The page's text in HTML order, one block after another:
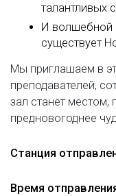
талантливых
И волшебной
существует
Мы приглашаем в
преподавателей,
зал станет
предновогоднее
Станция
Время